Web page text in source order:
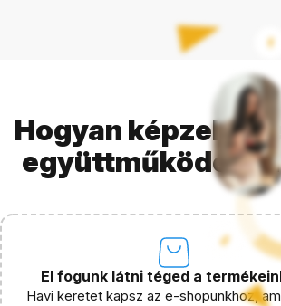
Hogyan képzeljük
El fogunk látni téged a
Havi keretet kapsz az e-shopunkhoz,